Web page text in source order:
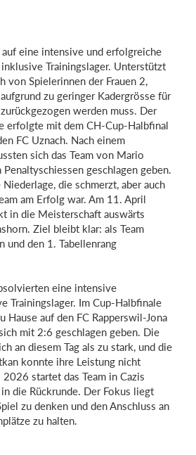
Einloggen
eine intensive und erfolgreiche
Trainingslager. Unterstützt
von Spielerinnen der Frauen 2,
zu geringer Kadergrösse für
werden muss. Der
erfolgte mit dem CH-Cup-Halbfinal
FC Uznach. Nach einem
sich das Team von Mario
geschlagen geben.
die schmerzt, aber auch
am Erfolg war. Am 11. April
in die Meisterschaft auswärts
Ziel bleibt klar: als Team
und den 1. Tabellenrang
eine intensive
Trainingslager. Im Cup-Halbfinale
Hause auf den FC Rapperswil-Jona
mit 2:6 geschlagen geben. Die
an diesem Tag als zu stark, und die
konnte ihre Leistung nicht
startet das Team in Cazis
die Rückrunde. Der Fokus liegt
zu denken und den Anschluss an
zu halten.